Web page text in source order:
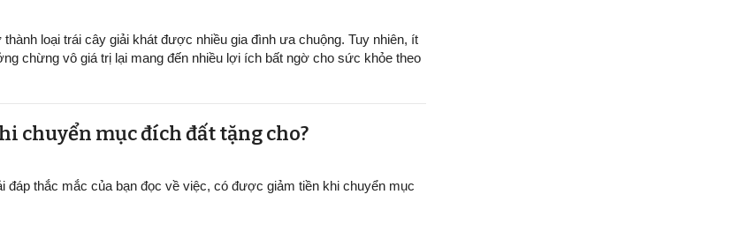
loại trái cây giải khát được nhiều gia đình ưa chuộng. Tuy nhiên, ít
chừng vô giá trị lại mang đến nhiều lợi ích bất ngờ cho sức khỏe theo
chuyển mục đích đất tặng cho?
đáp thắc mắc của bạn đọc về việc, có được giảm tiền khi chuyển mục